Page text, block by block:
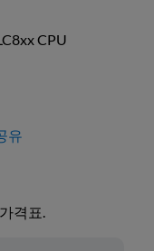
CPU
유
격표.